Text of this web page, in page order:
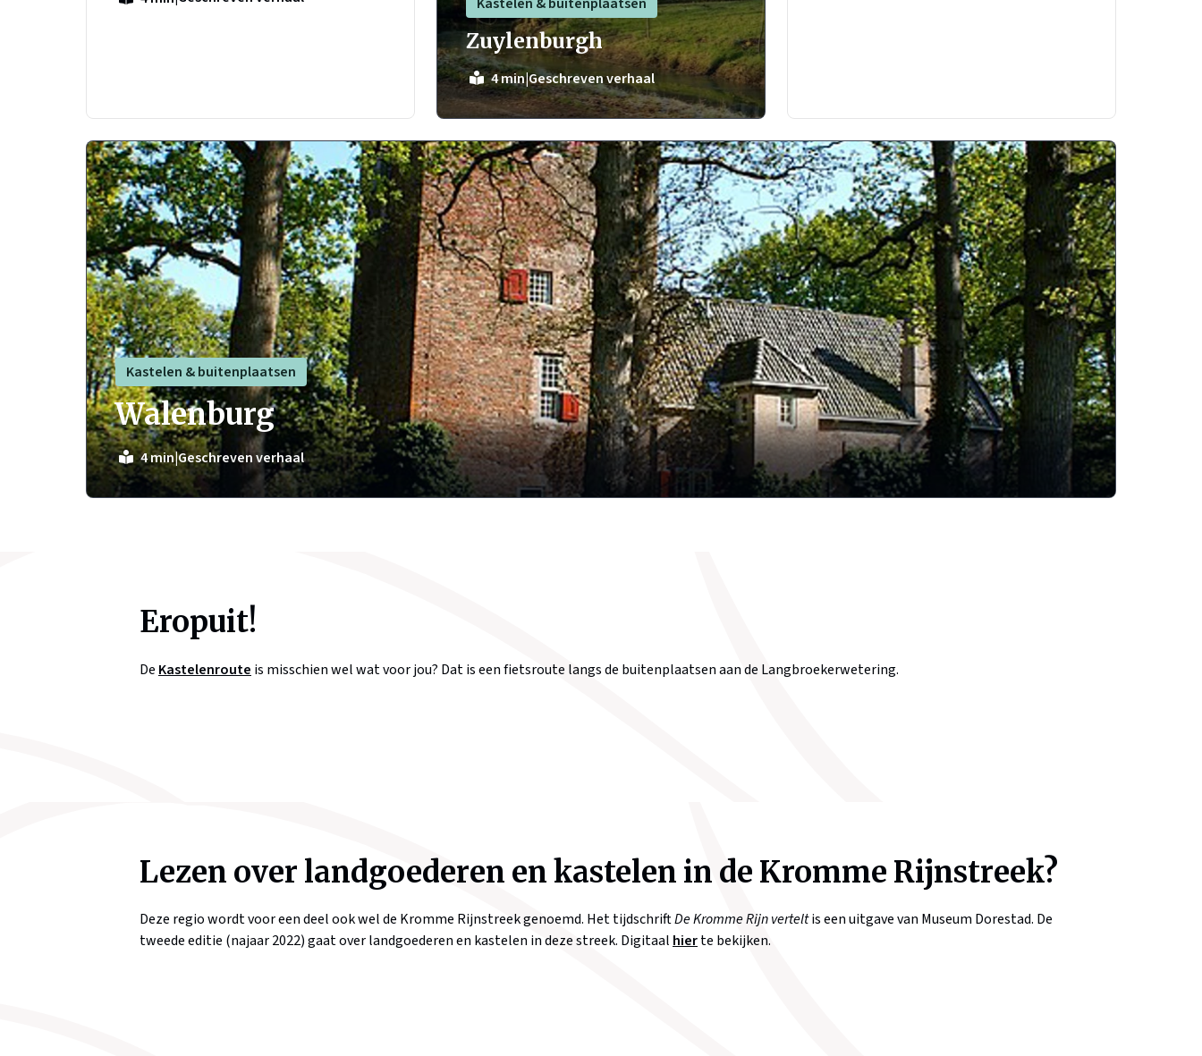
Kastelen & buitenplaatsen
Zuylenburgh
4 min|Geschreven verhaal
Kastelen & buitenplaatsen
Walenburg
4 min|Geschreven verhaal
Eropuit!
De Kastelenroute is misschien wel wat voor jou? Dat is een fietsroute langs de buitenplaatsen aan de Langbroekerwetering.
Lezen over landgoederen en kastelen in de Kromme Rijnstreek?
Deze regio wordt voor een deel ook wel de Kromme Rijnstreek genoemd. Het tijdschriftDe Kromme Rijn verteltis een uitgave van Museum Dorestad. De
tweede editie (najaar 2022) gaat over landgoederen en kastelen in deze streek. Digitaalhierte bekijken.